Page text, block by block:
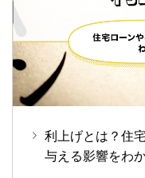
利上げとは？住
与える影響をわ